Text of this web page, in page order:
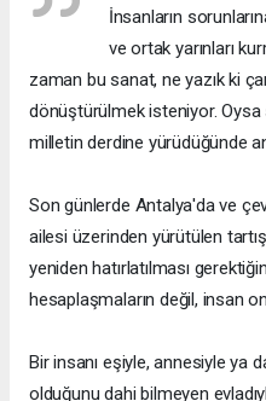
İnsanların
ve ortak yarınları
zaman bu sanat, ne yazık ki
dönüştürülmek isteniyor. Oysa
milletin derdine yürüdüğünde
Son günlerde Antalya'da ve
ailesi üzerinden yürütülen
yeniden hatırlatılması
hesaplaşmaların değil, insan
Bir insanı eşiyle, annesiyle ya
olduğunu dahi bilmeyen